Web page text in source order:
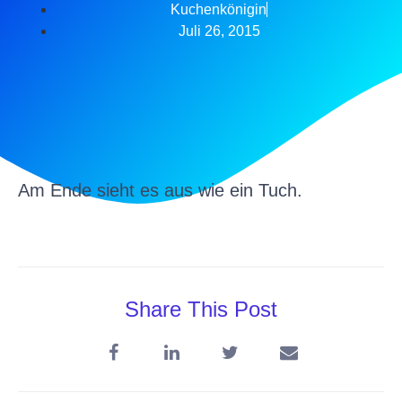
Kuchenkönigin
Juli 26, 2015
Am Ende sieht es aus wie ein Tuch.
Share This Post